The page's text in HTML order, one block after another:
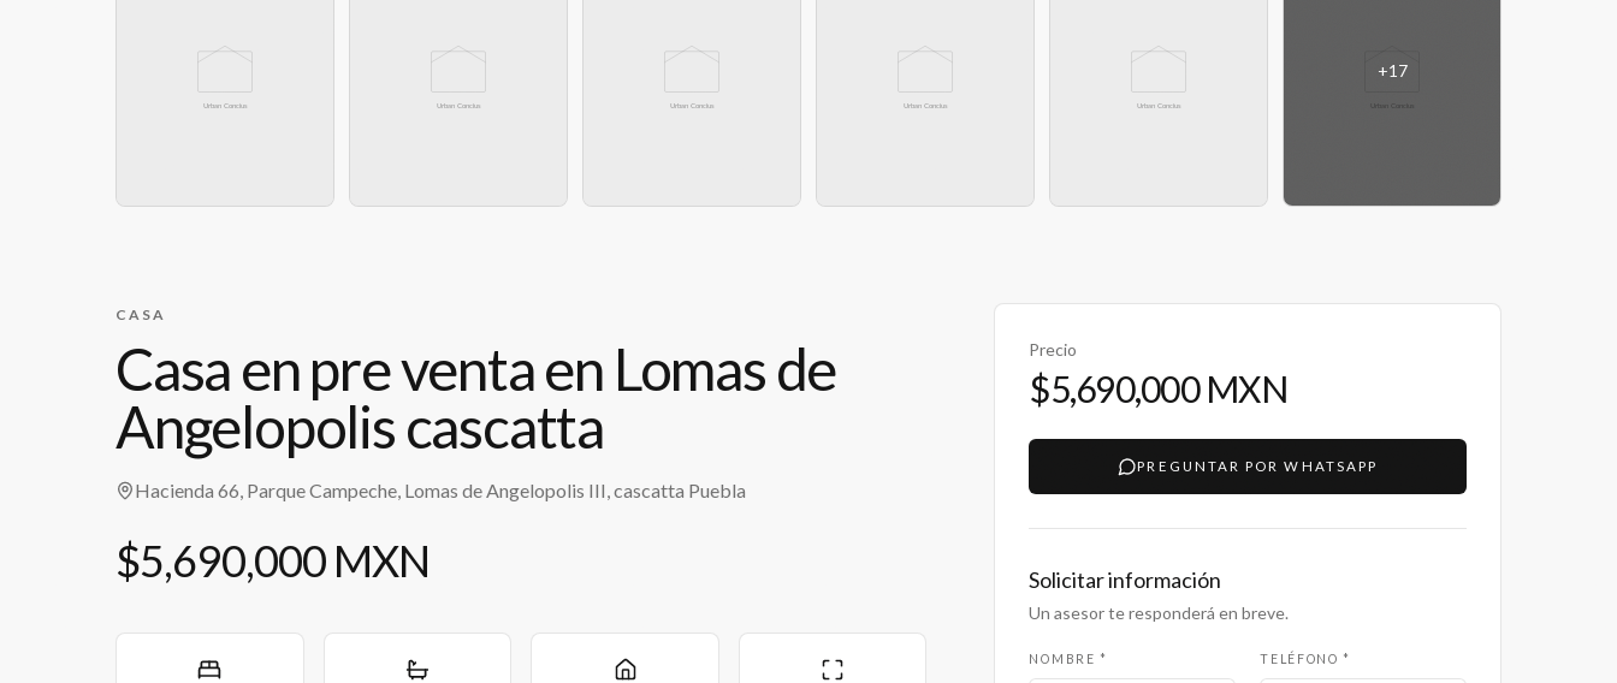
+17
CASA
Casa en pre venta en Lomas de
Angelopolis cascatta
Hacienda 66, Parque Campeche, Lomas de Angelopolis III, cascatta Puebla
$5,690,000 MXN
Precio
$5,690,000 MXN
PREGUNTAR POR WHATSAPP
Solicitar información
Un asesor te responderá en breve.
NOMBRE * TELÉFONO *